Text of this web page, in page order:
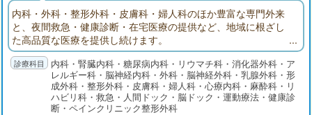
内科・外科・整形外科・皮膚科・婦人科のほか豊富な専門外来
と、夜間救急・健康診断・在宅医療の提供など、地域に根ざし
た高品質な医療を提供し続けます。
内科・腎臓内科・糖尿病内科・リウマチ科・消化器外科・ア
レルギー科・脳神経内科・外科・脳神経外科・乳腺外科・形
成外科・整形外科・皮膚科・婦人科・心療内科・麻酔科・リ
ハビリ科・救急・人間ドック・脳ドック・運動療法・健康診
断・ペインクリニック整形外科